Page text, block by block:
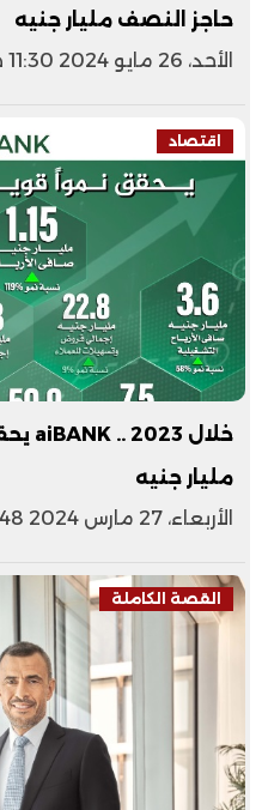
حاجز النصف مليار جنيه
الأحد، 26 مايو 2024 11:30 ص
اقتصاد
مليار جنيه
الأربعاء، 27 مارس 2024 02:48 م
القصة الكاملة